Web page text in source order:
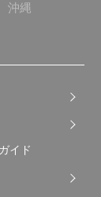
沖縄
イド